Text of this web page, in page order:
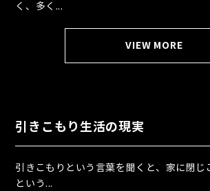
く、多く...
VIEW MORE
引きこもり生活の現実
引きこもりという言葉を聞くと、家に閉じ
という...